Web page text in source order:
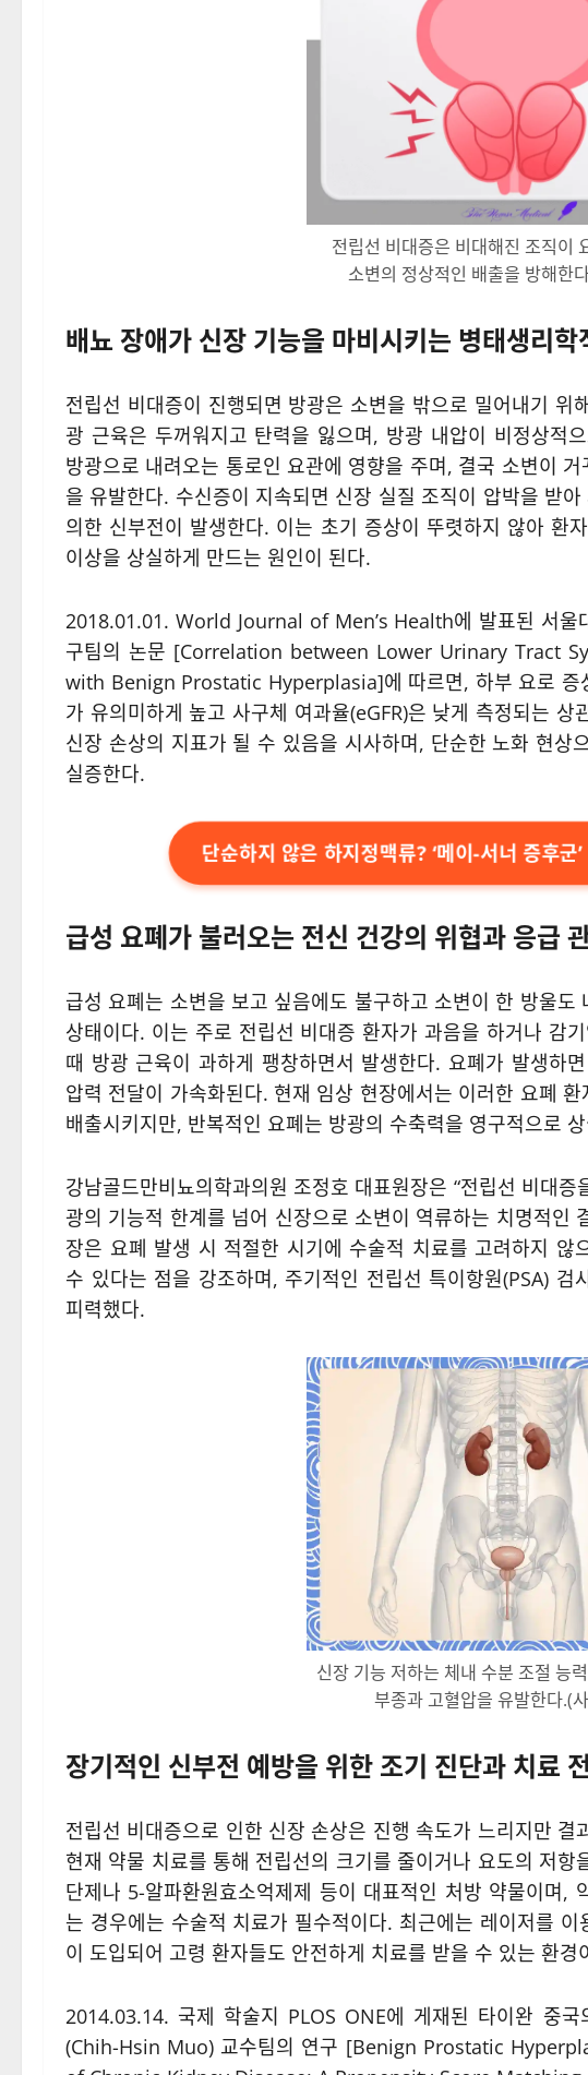
전립선 비대증은 비대해진 조직이
소변의 정상적인 배출을 방해한
배뇨 장애가 신장 기능을 마비시키는 병태생리학
전립선 비대증이 진행되면 방광은 소변을 밖으로 밀어내기
광 근육은 두꺼워지고 탄력을 잃으며, 방광 내압이 비정상적
방광으로 내려오는 통로인 요관에 영향을 주며, 결국 소변이
을 유발한다. 수신증이 지속되면 신장 실질 조직이 압박을 받
의한 신부전이 발생한다. 이는 초기 증상이 뚜렷하지 않아 환
이상을 상실하게 만드는 원인이 된다.
2018.01.01. World Journal of Men’s Health에 발표된 서울
구팀의 논문 [Correlation between Lower Urinary Tract
with Benign Prostatic Hyperplasia]에 따르면, 하부 요로 증
가 유의미하게 높고 사구체 여과율(eGFR)은 낮게 측정되는
신장 손상의 지표가 될 수 있음을 시사하며, 단순한 노화 현상
실증한다.
단순하지 않은 하지정맥류? ‘메이-서너 증후군
급성 요폐가 불러오는 전신 건강의 위협과 응급
급성 요폐는 소변을 보고 싶음에도 불구하고 소변이 한 방울
상태이다. 이는 주로 전립선 비대증 환자가 과음을 하거나 감
때 방광 근육이 과하게 팽창하면서 발생한다. 요폐가 발생하
압력 전달이 가속화된다. 현재 임상 현장에서는 이러한 요폐
배출시키지만, 반복적인 요폐는 방광의 수축력을 영구적으로
강남골드만비뇨의학과의원 조정호 대표원장은 “전립선 비대
광의 기능적 한계를 넘어 신장으로 소변이 역류하는 치명적인
장은 요폐 발생 시 적절한 시기에 수술적 치료를 고려하지 않
수 있다는 점을 강조하며, 주기적인 전립선 특이항원(PSA)
피력했다.
신장 기능 저하는 체내 수분 조절 능
부종과 고혈압을 유발한다.(
장기적인 신부전 예방을 위한 조기 진단과 치료
전립선 비대증으로 인한 신장 손상은 진행 속도가 느리지만
현재 약물 치료를 통해 전립선의 크기를 줄이거나 요도의 저
단제나 5-알파환원효소억제제 등이 대표적인 처방 약물이며,
는 경우에는 수술적 치료가 필수적이다. 최근에는 레이저를
이 도입되어 고령 환자들도 안전하게 치료를 받을 수 있는 환경
2014.03.14. 국제 학술지 PLOS ONE에 게재된 타이완 중
(Chih-Hsin Muo) 교수팀의 연구 [Benign Prostatic